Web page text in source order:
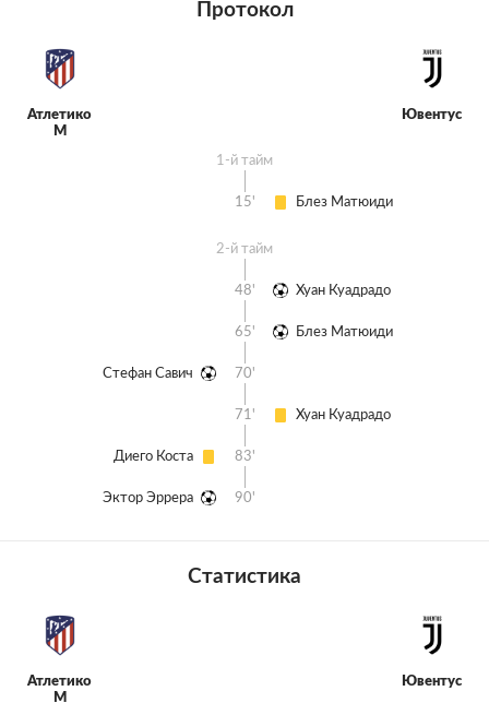
Протокол
Атлетико
М
Ювентус
1-й тайм
Блез Матюиди
15'
2-й тайм
Хуан Куадрадо
48'
Блез Матюиди
65'
Стефан Савич 70'
Хуан Куадрадо
71'
Диего Коста 83'
Эктор Эррера 90'
Статистика
Атлетико
М
Ювентус